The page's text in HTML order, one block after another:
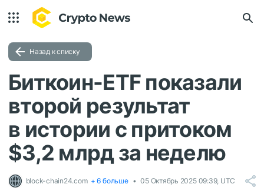
Назад к списку
Биткоин-ETF показали
второй результат
в истории с притоком
$3,2 млрд за неделю
block-chain24.com + 6 больше 05 Октябрь 2025 09:39, UTC